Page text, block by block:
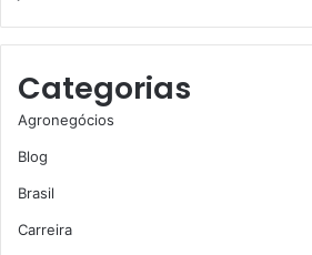
Categorias
Agronegócios
Blog
Brasil
Carreira